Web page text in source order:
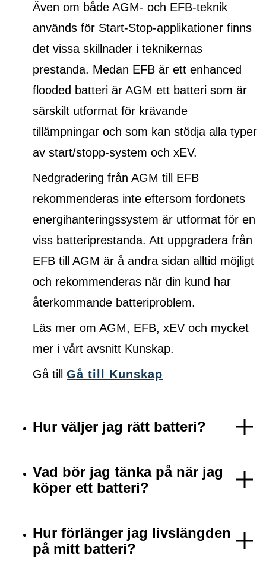
Även om både AGM- och EFB-teknik
används för Start-Stop-applikationer finns
det vissa skillnader i teknikernas
prestanda. Medan EFB är ett enhanced
flooded batteri är AGM ett batteri som är
särskilt utformat för krävande
tillämpningar och som kan stödja alla typer
av start/stopp-system och xEV.
Nedgradering från AGM till EFB
rekommenderas inte eftersom fordonets
energihanteringssystem är utformat för en
viss batteriprestanda. Att uppgradera från
EFB till AGM är å andra sidan alltid möjligt
och rekommenderas när din kund har
återkommande batteriproblem.
Läs mer om AGM, EFB, xEV och mycket
mer i vårt avsnitt Kunskap.
Gå till Gå till Kunskap
Hur väljer jag rätt batteri?
Vad bör jag tänka på när jag
köper ett batteri?
Hur förlänger jag livslängden
på mitt batteri?